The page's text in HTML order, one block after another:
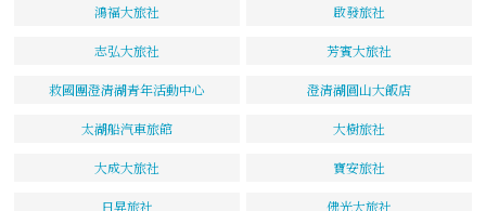
鴻福大旅社 啟發旅社
志弘大旅社 芳賓大旅社
救國團澄清湖青年活動中心 澄清湖圓山大飯店
太湖船汽車旅館 大樹旅社
大成大旅社 寶安旅社
日昇旅社 佛光大旅社